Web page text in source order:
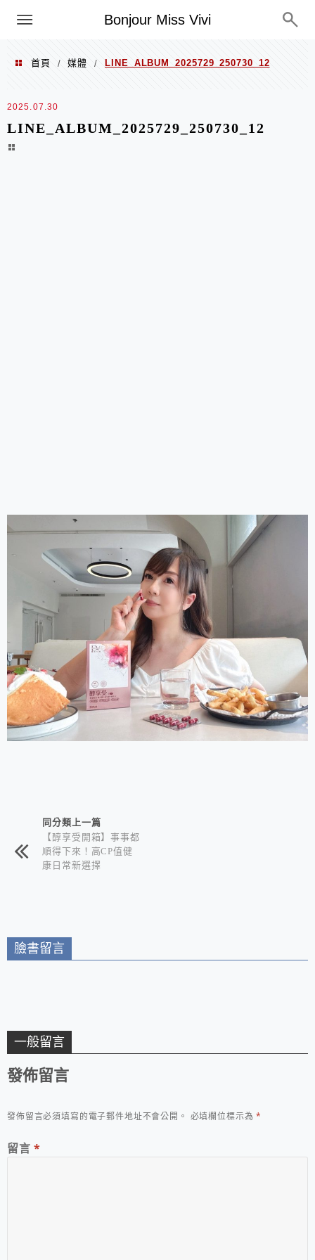
Bonjour Miss Vivi
選單
首頁 / 媒體 / LINE_ALBUM_2025729_250730_12
2025.07.30
LINE_ALBUM_2025729_250730_12
相連文章同分類上一篇
【醇享受開箱】事事都
順得下來！高CP值健
康日常新選擇
臉書留言
一般留言
發佈留言
發佈留言必須填寫的電子郵件地址不會公開。 必填欄位標示為*
留言 *